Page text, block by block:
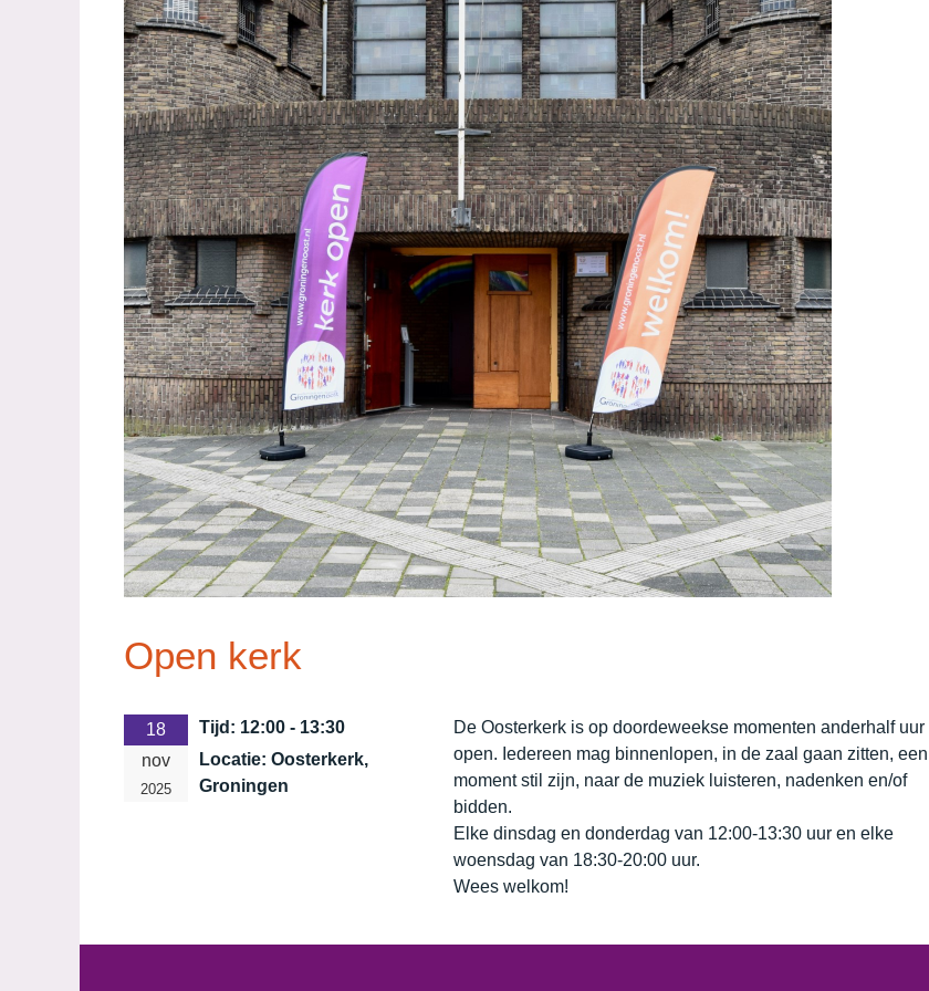
Open kerk
18
nov
2025
Tijd: 12:00 - 13:30
Locatie: Oosterkerk,
Groningen
De Oosterkerk is op doordeweekse momenten anderhalf uur
open. Iedereen mag binnenlopen, in de zaal gaan zitten, een
moment stil zijn, naar de muziek luisteren, nadenken en/of
bidden.
Elke dinsdag en donderdag van 12:00-13:30 uur en elke
woensdag van 18:30-20:00 uur.
Wees welkom!